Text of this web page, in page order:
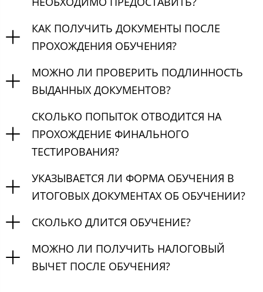
КАК ПОЛУЧИТЬ ДОКУМЕНТЫ ПОСЛЕ
ПРОХОЖДЕНИЯ ОБУЧЕНИЯ?
МОЖНО ЛИ ПРОВЕРИТЬ ПОДЛИННОСТЬ
ВЫДАННЫХ ДОКУМЕНТОВ?
СКОЛЬКО ПОПЫТОК ОТВОДИТСЯ НА
ПРОХОЖДЕНИЕ ФИНАЛЬНОГО
ТЕСТИРОВАНИЯ?
УКАЗЫВАЕТСЯ ЛИ ФОРМА ОБУЧЕНИЯ В
ИТОГОВЫХ ДОКУМЕНТАХ ОБ ОБУЧЕНИИ?
СКОЛЬКО ДЛИТСЯ ОБУЧЕНИЕ?
МОЖНО ЛИ ПОЛУЧИТЬ НАЛОГОВЫЙ
ВЫЧЕТ ПОСЛЕ ОБУЧЕНИЯ?